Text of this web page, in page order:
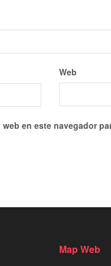
Web
en este navegador
Map Web